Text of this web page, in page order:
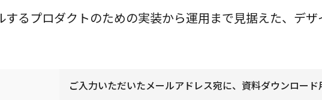
るプロダクトのための実装から運用まで見据えた、デ
ご入力いただいたメールアドレス宛に、資料ダウンロード